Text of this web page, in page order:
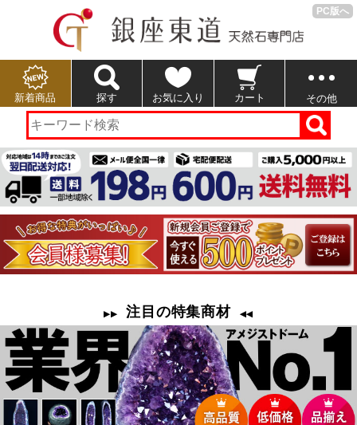
PC版へ
新着商品 探す お気に入り カート その他